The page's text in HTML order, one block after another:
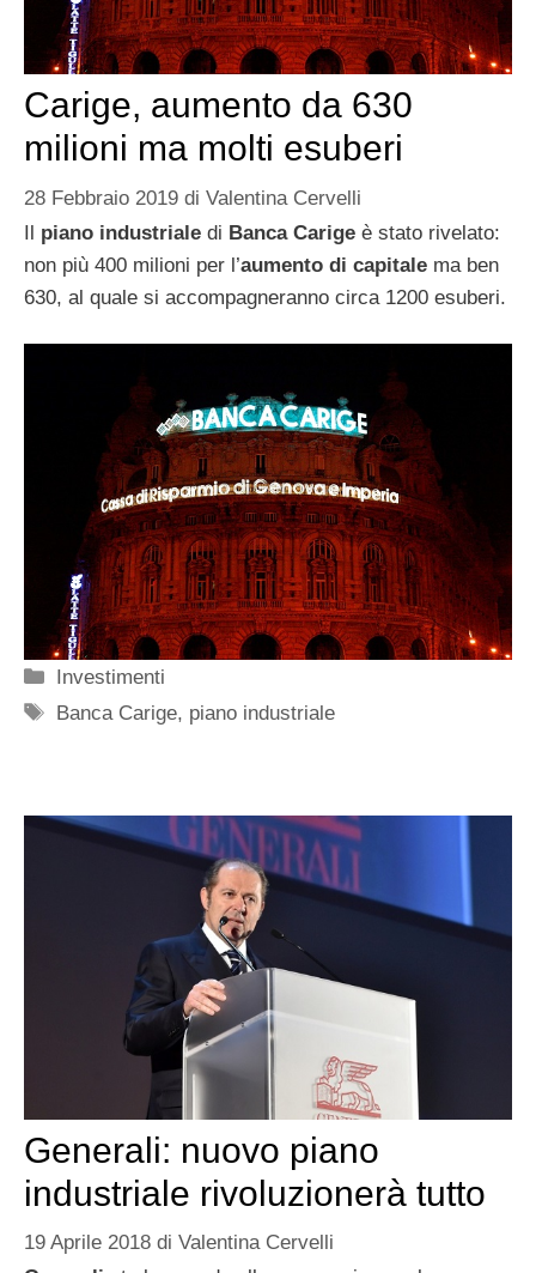
Carige, aumento da 630
milioni ma molti esuberi
28 Febbraio 2019 di Valentina Cervelli
Il piano industriale di Banca Carige è stato rivelato:
non più 400 milioni per l’aumento di capitale ma ben
630, al quale si accompagneranno circa 1200 esuberi.
Categorie
Investimenti
Tag
Banca Carige, piano industriale
Generali: nuovo piano
industriale rivoluzionerà tutto
19 Aprile 2018 di Valentina Cervelli